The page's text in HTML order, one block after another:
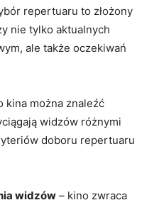
repertuaru to złożony
nie tylko aktualnych
ale także oczekiwań
kina można znaleźć
widzów różnymi
doboru repertuaru
widzów – kino zwraca